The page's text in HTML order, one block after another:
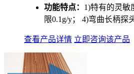
功能特点： 1)特有的灵敏
限0.1g/y； 4)弯曲长柄
查看产品详情 立即咨询该产品